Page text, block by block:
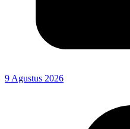
9 Agustus 2026